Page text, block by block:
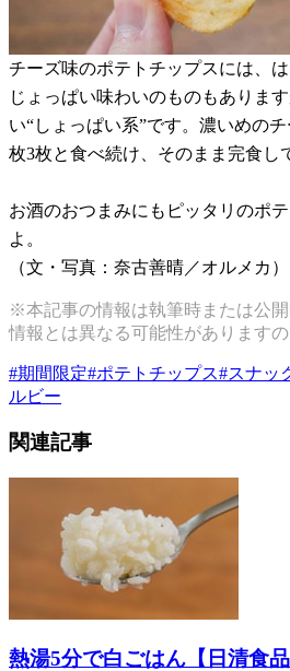
チーズ味のポテトチップスには、
じょっぱい味わいのものもありま
い“しょっぱい系”です。濃いめの
枚3枚と食べ続け、そのまま完食し
お酒のおつまみにもピッタリのポ
よ。
（文・写真：奈古善晴／オルメカ）
※本記事の情報は執筆時または公
情報とは異なる可能性があります
#期間限定#ポテトチップス#スナッ
ルビー
関連記事
熱湯5分で白ごはん【日清食